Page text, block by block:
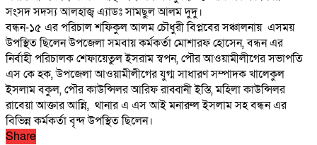
সংসদ সদস্য আলহাজ্ব এ্যাডঃ সামছুল আলম দুদু।
বন্ধন-১৫ এর পরিচাল শফিকুল আলম চৌধুরী বিপ্লবের সঞ্চালনায় এসময়
উপস্থিত ছিলেন উপজেলা সমবায় কর্মকর্তা মোশারফ হোসেন, বন্ধন এর
নির্বাহী পরিচালক শেফায়েতুল ইসরাম স্বপন, পৌর আওয়ামীলীগের সভাপতি
এস কে হক, উপজেলা আওয়ামীলীগের যুগ্ম সাধারণ সম্পাদক খালেকুল
ইসলাম বকুল, পৌর কাউন্সিলর আরিফ রাব্বানী ইস্তি, মহিলা কাউন্সিলর
রাবেয়া আক্তার আন্নি, থানার এ এস আই মনারুল ইসলাম সহ বন্ধন এর
বিভিন্ন কর্মকর্তা বৃন্দ উপস্থিত ছিলেন।
Share